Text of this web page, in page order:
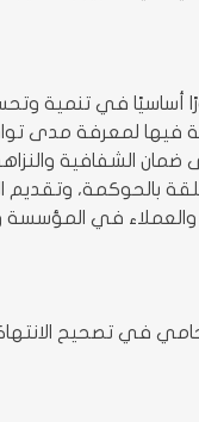
أساسيًا في تنمية
فيها لمعرفة مدى
الشفافية
بالحوكمة،
في المؤسسة
في تصحيح